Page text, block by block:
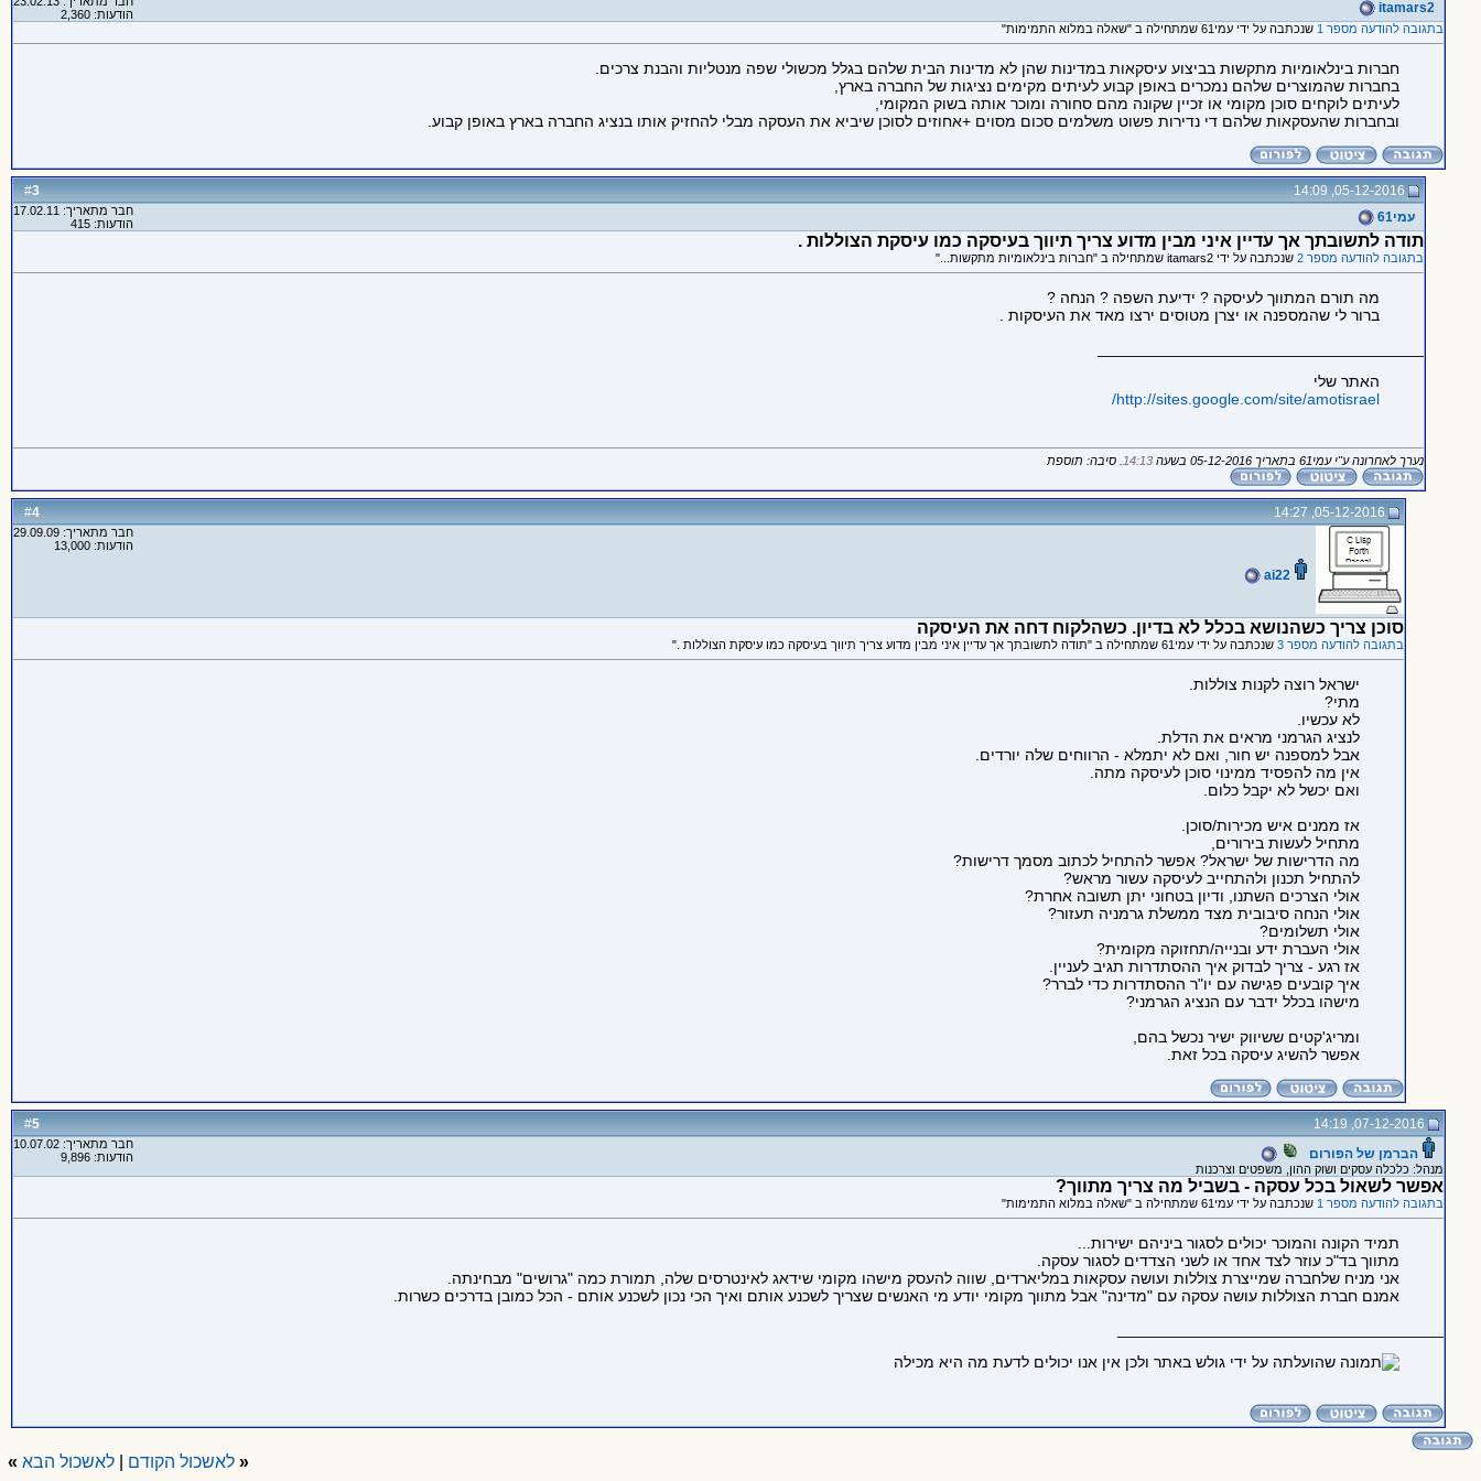
itamars2
הודעות: 2,360
בתגובה להודעה מספר 1
שנכתבה על ידי עמי61 שמתחילה ב "שאלה במלוא התמימות"
חברות בינלאומיות מתקשות בביצוע עיסקאות במדינות שהן לא מדינות הבית שלהם בגלל מכשולי שפה מנטליות והבנת צרכים.
בחברות שהמוצרים שלהם נמכרים באופן קבוע לעיתים מקימים נציגות של החברה בארץ,
לעיתים לוקחים סוכן מקומי או זכיין שקונה מהם סחורה ומוכר אותה בשוק המקומי,
ובחברות שהעסקאות שלהם די נדירות פשוט משלמים סכום מסוים +אחוזים לסוכן שיביא את העסקה מבלי להחזיק אותו בנציג החברה בארץ באופן קבוע.
#
3
05-12-2016, 14:09
עמי61
חבר מתאריך: 17.02.11
הודעות: 415
תודה לתשובתך אך עדיין איני מבין מדוע צריך תיווך בעיסקה כמו עיסקת הצוללות .
בתגובה להודעה מספר 2 שנכתבה על ידי itamars2 שמתחילה ב "חברות בינלאומיות מתקשות..."
מה תורם המתווך לעיסקה ? ידיעת השפה ? הנחה ?
ברור לי שהמספנה או יצרן מטוסים ירצו מאד את העיסקות .
האתר שלי
http://sites.google.com/site/amotisrael/
נערך לאחרונה ע"י עמי61 בתאריך 05-12-2016 בשעה 14:13 . סיבה: תוספת
#
4 05-12-2016, 14:27
ai22
חבר מתאריך: 29.09.09
הודעות: 13,000
סוכן צריך כשהנושא בכלל לא בדיון. כשהלקוח דחה את העיסקה
בתגובה להודעה מספר 3 שנכתבה על ידי עמי61 שמתחילה ב "תודה לתשובתך אך עדיין איני מבין מדוע צריך תיווך בעיסקה כמו עיסקת הצוללות ."
ישראל רוצה לקנות צוללות.
מתי?
לא עכשיו.
לנציג הגרמני מראים את הדלת.
אבל למספנה יש חור, ואם לא יתמלא - הרווחים שלה יורדים.
אין מה להפסיד ממינוי סוכן לעיסקה מתה.
ואם יכשל לא יקבל כלום.
אז ממנים איש מכירות/סוכן.
מתחיל לעשות בירורים,
מה הדרישות של ישראל? אפשר להתחיל לכתוב מסמך דרישות?
להתחיל תכנון ולהתחייב לעיסקה עשור מראש?
אולי הצרכים השתנו, ודיון בטחוני יתן תשובה אחרת?
אולי הנחה סיבובית מצד ממשלת גרמניה תעזור?
אולי תשלומים?
אולי העברת ידע ובנייה/תחזוקה מקומית?
אז רגע - צריך לבדוק איך ההסתדרות תגיב לעניין.
איך קובעים פגישה עם יו"ר ההסתדרות כדי לברר?
מישהו בכלל ידבר עם הנציג הגרמני?
ומריג'קטים ששיווק ישיר נכשל בהם,
אפשר להשיג עיסקה בכל זאת.
#
5
07-12-2016, 14:19
הברמן של הפורום
מנהל: כלכלה עסקים ושוק ההון, משפטים וצרכנות
חבר מתאריך: 10.07.02
הודעות: 9,896
אפשר לשאול בכל עסקה - בשביל מה צריך מתווך?
בתגובה להודעה מספר 1 שנכתבה על ידי עמי61 שמתחילה ב "שאלה במלוא התמימות"
תמיד הקונה והמוכר יכולים לסגור ביניהם ישירות...
מתווך בד"כ עוזר לצד אחד או לשני הצדדים לסגור עסקה.
אני מניח שלחברה שמייצרת צוללות ועושה עסקאות במליארדים, שווה להעסק מישהו מקומי שידאג לאינטרסים שלה, תמורת כמה "גרושים" מבחינתה.
אמנם חברת הצוללות עושה עסקה עם "מדינה" אבל מתווך מקומי יודע מי האנשים שצריך לשכנע אותם ואיך הכי נכון לשכנע אותם - הכל כמובן בדרכים כשרות.
« לאשכול הקודם |לאשכול הבא »